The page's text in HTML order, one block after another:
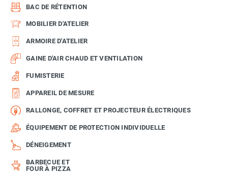
BAC DE RÉTENTION
MOBILIER D'ATELIER
ARMOIRE D'ATELIER
GAINE D'AIR CHAUD ET VENTILATION
FUMISTERIE
APPAREIL DE MESURE
RALLONGE, COFFRET ET PROJECTEUR ÉLECTRIQUES
ÉQUIPEMENT DE PROTECTION INDIVIDUELLE
DÉNEIGEMENT
BARBECUE ET
FOUR À PIZZA